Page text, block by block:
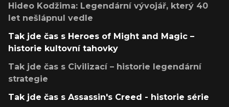
Hideo Kodžima: Legendární vývojář, který 40
let nešlápnul vedle
Tak jde čas s Heroes of Might and Magic –
historie kultovní tahovky
Tak jde čas s Civilizací – historie legendární
strategie
Tak jde čas s Assassin's Creed - historie série